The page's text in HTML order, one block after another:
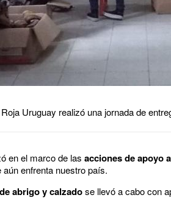
Uruguay realizó una jornada de
en el marco de las acciones de apoyo
enfrenta nuestro país.
abrigo y calzadose llevó a cabo con